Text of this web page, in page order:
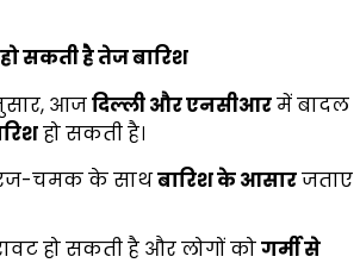
सकती है तेज बारिश
आजदिल्ली और एनसीआरमें बादल
हो सकती है।
चमक के साथबारिश के आसारजताए
हो सकती है और लोगों कोगर्मी से